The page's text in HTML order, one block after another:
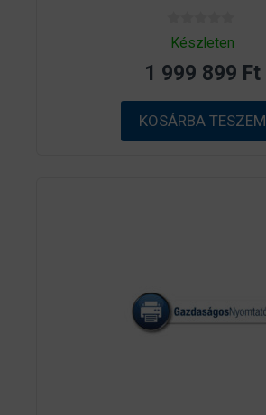
0
a
5
b
ő
l
Készleten
1 999 899 Ft
KOSÁRBA TESZEM